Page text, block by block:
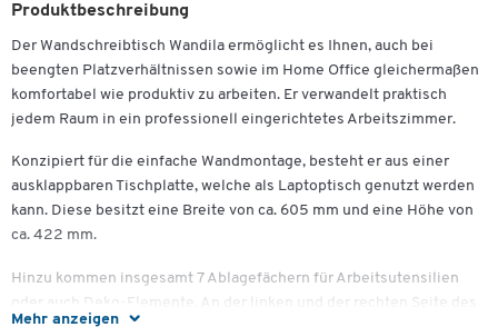
Mehr anzeigen
Produktbeschreibung
Der Wandschreibtisch Wandila ermöglicht es Ihnen, auch bei
beengten Platzverhältnissen sowie im Home Office gleichermaßen
komfortabel wie produktiv zu arbeiten. Er verwandelt praktisch
jedem Raum in ein professionell eingerichtetes Arbeitszimmer.
Konzipiert für die einfache Wandmontage, besteht er aus einer
ausklappbaren Tischplatte, welche als Laptoptisch genutzt werden
kann. Diese besitzt eine Breite von ca. 605 mm und eine Höhe von
ca. 422 mm.
Hinzu kommen insgesamt 7 Ablagefächern für Arbeitsutensilien
oder auch Deko-Elemente. An der linken und der rechten Seite des